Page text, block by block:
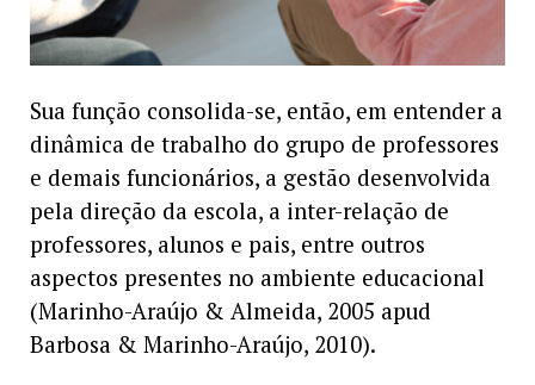
Sua função consolida-se, então, em entender a
dinâmica de trabalho do grupo de professores
e demais funcionários, a gestão desenvolvida
pela direção da escola, a inter-relação de
professores, alunos e pais, entre outros
aspectos presentes no ambiente educacional
(Marinho-Araújo & Almeida, 2005 apud
Barbosa & Marinho-Araújo, 2010).